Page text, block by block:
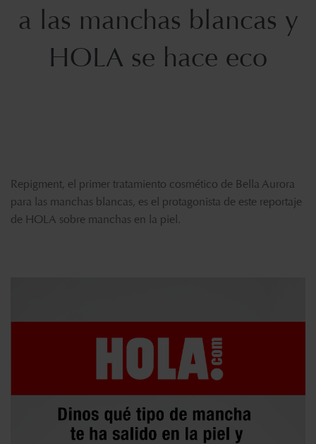
a las manchas blancas y
HOLA se hace eco
Repigment, el primer tratamiento cosmético de Bella Aurora
para las manchas blancas, es el protagonista de este reportaje
de HOLA sobre manchas en la piel.